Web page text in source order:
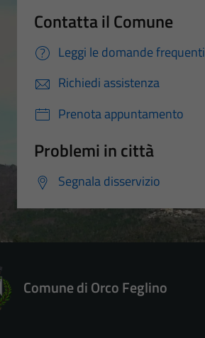
Contatta il Comune
Leggi le domande frequenti
Richiedi assistenza
Prenota appuntamento
Problemi in città
Segnala disservizio
Comune di Orco Feglino